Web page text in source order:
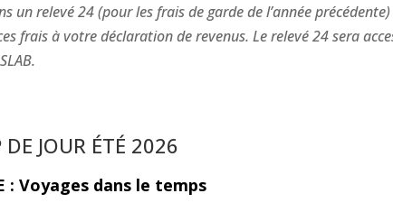
un relevé 24 (pour les frais de garde de l’année
frais à votre déclaration de revenus. Le relevé 24 sera
DE JOUR ÉTÉ 2026
: Voyages dans le temps